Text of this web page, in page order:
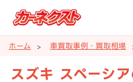
ホーム 車買取事例・買取相場
スズキ スペーシ